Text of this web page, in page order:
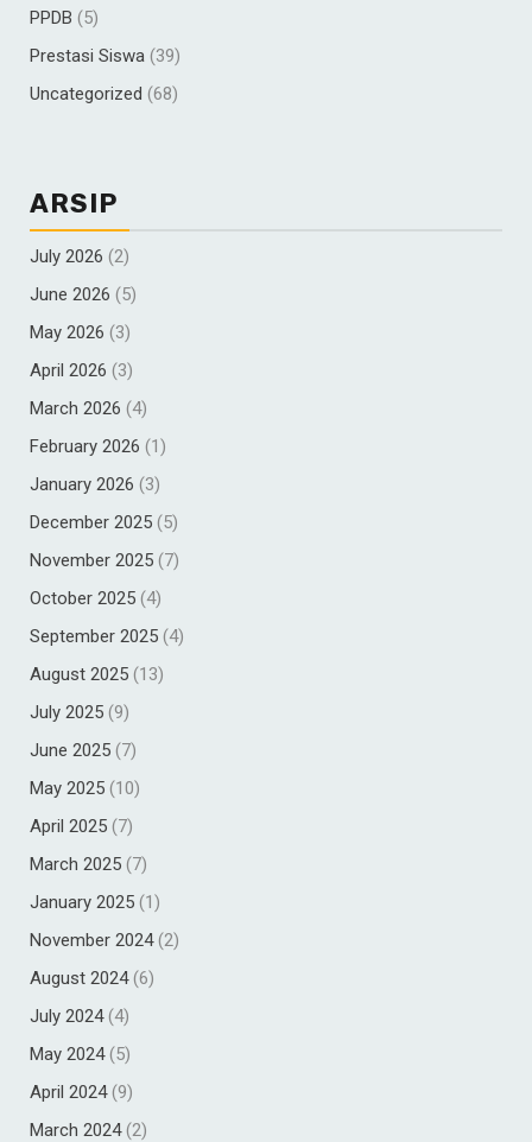
PPDB (5)
Prestasi Siswa (39)
Uncategorized (68)
ARSIP
July 2026 (2)
June 2026 (5)
May 2026 (3)
April 2026 (3)
March 2026 (4)
February 2026 (1)
January 2026 (3)
December 2025 (5)
November 2025 (7)
October 2025 (4)
September 2025 (4)
August 2025 (13)
July 2025 (9)
June 2025 (7)
May 2025 (10)
April 2025 (7)
March 2025 (7)
January 2025 (1)
November 2024(2)
August 2024(6)
July 2024(4)
May 2024(5)
April 2024(9)
March 2024(2)